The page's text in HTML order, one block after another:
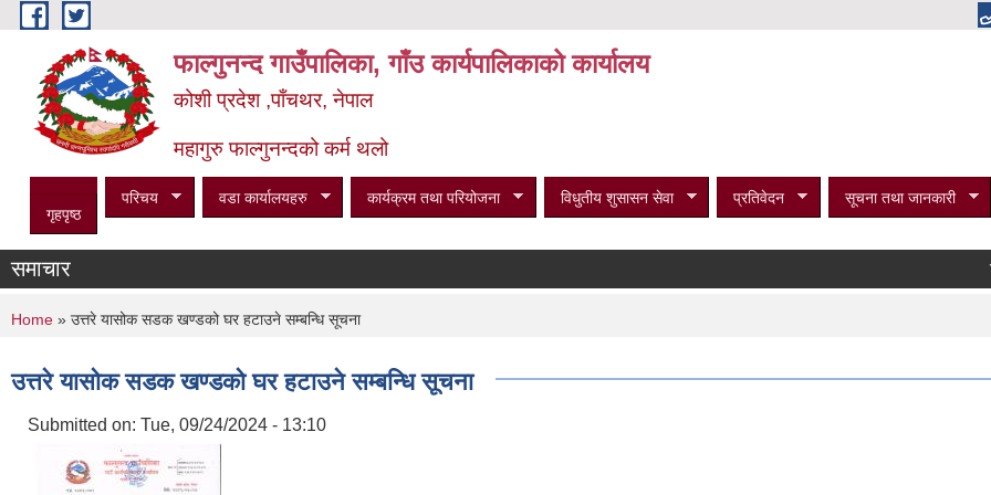
Skip to main content
फाल्गुनन्द गाउँपालिका, गाँउ कार्यपालिकाको कार्यालय
कोशी प्रदेश ,पाँचथर, नेपाल
महागुरु फाल्गुनन्दको कर्म थलो
गृहपृष्ठ
परिचय वडा कार्यालयहरु कार्यक्रम तथा परियोजना विधुतीय शुसासन सेवा प्रतिवेदन सूचना तथा जानकारी
समाचार
You are here
Home » उत्तरे यासोक सडक खण्डको घर हटाउने सम्बन्धि सूचना
उत्तरे यासोक सडक खण्डको घर हटाउने सम्बन्धि सूचना
Submitted on: Tue, 09/24/2024 - 13:10